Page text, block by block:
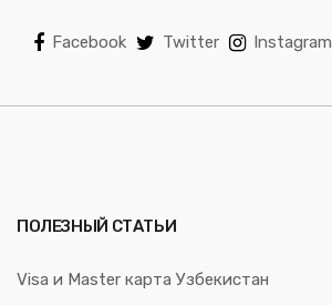
Facebook Twitter Instagram
ПОЛЕЗНЫЙ СТАТЬИ
Visa и Master карта Узбекистан